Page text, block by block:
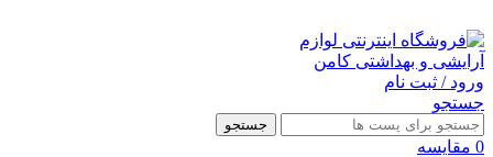
ورود / ثبت نام
جستجو
جستجو
0 مقايسه